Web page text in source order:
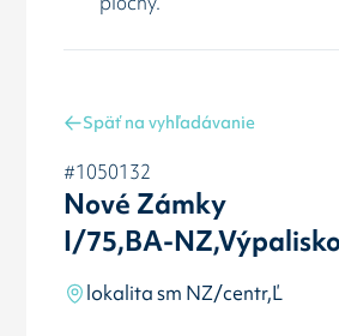
Späť na vyhľadávanie
#1050132
Nové Zámky
I/75,BA-
lokalita sm NZ/centr,Ľ